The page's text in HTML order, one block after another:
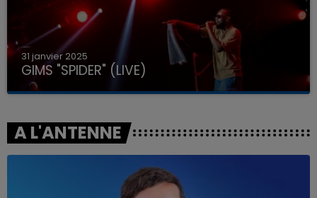
31 janvier 2025
GIMS "SPIDER" (LIVE)
A L'ANTENNE